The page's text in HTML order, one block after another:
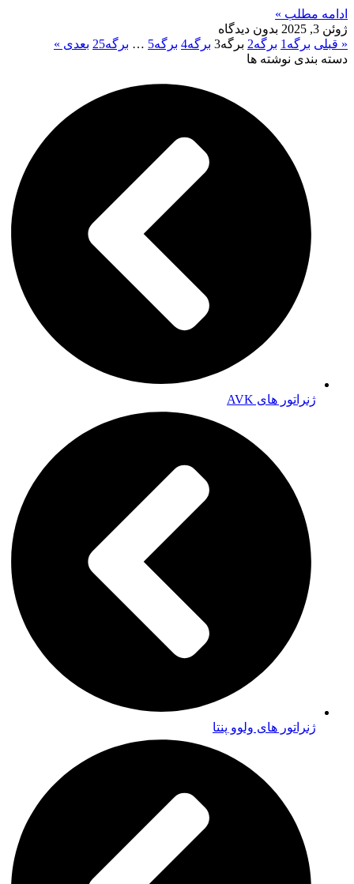
ادامه مطلب »
ژوئن 3, 2025
بدون دیدگاه
« قبلی برگه 1 برگه2 برگه3 برگه4 برگه5
… برگه25 بعدی »
دسته بندی نوشته ها
ژنراتور های AVK
ژنراتور های ولوو پنتا